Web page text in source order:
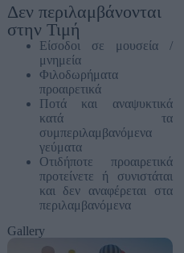
Δεν περιλαμβάνονται
στην Τιμή
Είσοδοι σε μουσεία /
μνημεία
Φιλοδωρήματα
προαιρετικά
Ποτά και αναψυκτικά
κατά τα
συμπεριλαμβανόμενα
γεύματα
Οτιδήποτε προαιρετικά
προτείνετε ή συνιστάται
και δεν αναφέρεται στα
περιλαμβανόμενα
Gallery